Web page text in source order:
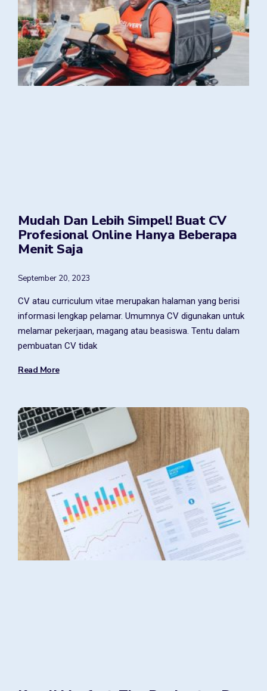
Mudah Dan Lebih Simpel! Buat CV
Profesional Online Hanya Beberapa
Menit Saja
September 20, 2023
CV atau curriculum vitae merupakan halaman yang berisi
informasi lengkap pelamar. Umumnya CV digunakan untuk
melamar pekerjaan, magang atau beasiswa. Tentu dalam
pembuatan CV tidak
Read More